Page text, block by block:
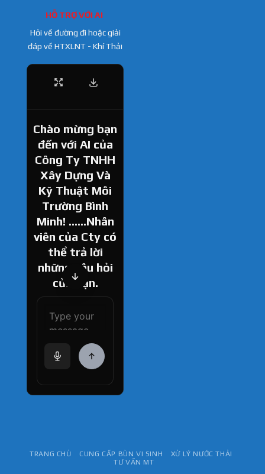
HỖ TRỢ VỚI AI
Hỏi về đường đi hoặc giải
đáp về HTXLNT - Khí Thải
Chào mừng bạn
đến với AI của
Công Ty TNHH
Xây Dựng Và
Kỹ Thuật Môi
Trường Bình
Minh! ......Nhân
viên của Cty có
thể trả lời
những câu hỏi
của bạn.
How can I help
you today?
TRANG CHỦ CUNG CẤP BÙN VI SINH
XỬ LÝ NƯỚC THẢI
TƯ VẤN MT